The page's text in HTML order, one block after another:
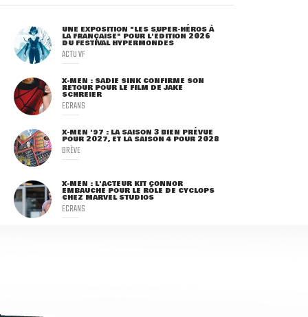
UNE EXPOSITION "LES SUPER-HÉROS À
LA FRANÇAISE" POUR L'ÉDITION 2026
DU FESTIVAL HYPERMONDES
ACTU VF
X-MEN : SADIE SINK CONFIRME SON
RETOUR POUR LE FILM DE JAKE
SCHREIER
ECRANS
X-MEN '97 : LA SAISON 3 BIEN PRÉVUE
POUR 2027, ET LA SAISON 4 POUR 2028
BRÈVE
X-MEN : L'ACTEUR KIT CONNOR
EMBAUCHÉ POUR LE RÔLE DE CYCLOPS
CHEZ MARVEL STUDIOS
ECRANS